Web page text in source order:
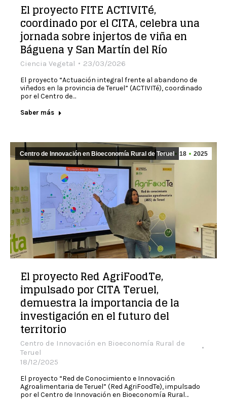
El proyecto FITE ACTIVITé,
coordinado por el CITA, celebra una
jornada sobre injertos de viña en
Báguena y San Martín del Río
Ciencia Vegetal 23/03/2026
El proyecto “Actuación integral frente al abandono de
viñedos en la provincia de Teruel” (ACTIVITé), coordinado
por el Centro de…
Saber más
Dec 18 2025
Centro de Innovación en Bioeconomía Rural de Teruel
El proyecto Red AgriFoodTe,
impulsado por CITA Teruel,
demuestra la importancia de la
investigación en el futuro del
territorio
Centro de Innovación en Bioeconomía Rural de
Teruel
18/12/2025
El proyecto “Red de Conocimiento e Innovación
Agroalimentaria de Teruel” (Red AgriFoodTe), impulsado
por el Centro de Innovación en Bioeconomía Rural…